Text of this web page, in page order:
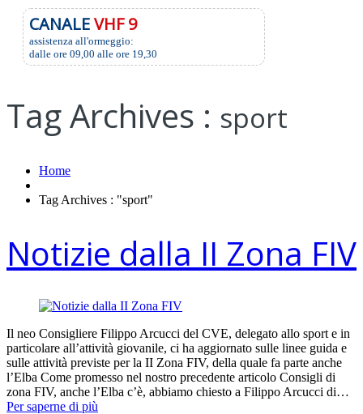
CANALEVHF 9
assistenza all'ormeggio:
dalle ore 09,00 alle ore 19,30
Tag Archives : sport
Home
Tag Archives : "sport"
Notizie dalla II Zona FIV
Il neo Consigliere Filippo Arcucci del CVE, delegato allo sport e in
particolare all’attività giovanile, ci ha aggiornato sulle linee guida e
sulle attività previste per la II Zona FIV, della quale fa parte anche
l’Elba Come promesso nel nostro precedente articolo Consigli di
zona FIV, anche l’Elba c’è, abbiamo chiesto a Filippo Arcucci di…
Per saperne di più